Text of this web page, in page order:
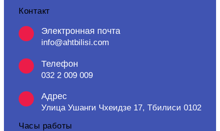
Контакт
Электронная почта
info@ahtbilisi.com
Телефон
032 2 009 009
Адрес
Улица Ушанги Чхеидзе 17, Тбилиси 0102
Часы работы